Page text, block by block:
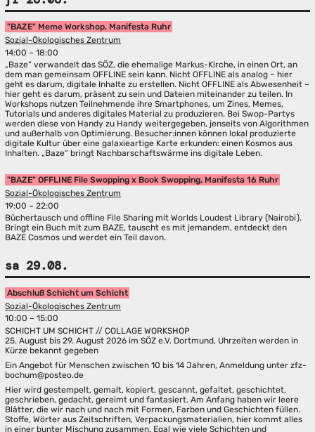
"BAZE" Meme Workshop, Manifesta Ruhr
Sozial-Ökologisches Zentrum
14:00 – 18:00
„Baze“ verwandelt das SÖZ, die ehemalige Markus-Kirche, in einen Ort, an
dem man gemeinsam OFFLINE sein kann. Nicht OFFLINE als analog – hier
geht es darum, digitale Inhalte zu erstellen. Nicht OFFLINE als Abwesenheit –
hier geht es darum, präsent zu sein und Dateien miteinander zu teilen. In
Workshops nutzen Teilnehmende ihre Smartphones, um Zines, Memes,
Tutorials und anderes digitales Material zu produzieren. Bei Swop-Partys
werden diese von Handy zu Handy weitergegeben, jenseits von Algorithmen
und außerhalb von Optimierung. Besucher:innen können lokal produzierte
digitale Kultur über eine galaxieartige Karte erkunden: einen Kosmos aus
Inhalten. „Baze“ bringt Nachbarschaftswärme ins digitale Leben.
"BAZE" OFFLINE File Swopping x Book Swopping, Manifesta 16 Ruhr
Sozial-Ökologisches Zentrum
19:00 – 22:00
Büchertausch und offline File Sharing mit Worlds Loudest Library (Nairobi).
Bringt ein Buch mit zum BAZE, tauscht es mit jemandem, entdeckt den
BAZE Cosmos und werdet ein Teil davon.
sa 29.08.
Abschluß Schicht um Schicht
Sozial-Ökologisches Zentrum
10:00 – 15:00
SCHICHT UM SCHICHT // COLLAGE WORKSHOP
25. August bis 29. August 2026 im SÖZ e.V. Dortmund, Uhrzeiten werden in
Kürze bekannt gegeben
Ein Angebot für Menschen zwischen 10 bis 14 Jahren, Anmeldung unter zfz-
bochum@posteo.de
Hier wird gestempelt, gemalt, kopiert, gescannt, gefaltet, geschichtet,
geschrieben, gedacht, gereimt und fantasiert. Am Anfang haben wir leere
Blätter, die wir nach und nach mit Formen, Farben und Geschichten füllen.
Stoffe, Wörter aus Zeitschriften, Verpackungsmaterialien, hier kommt alles
in einer bunter Mischung zusammen. Egal wie viele Schichten und